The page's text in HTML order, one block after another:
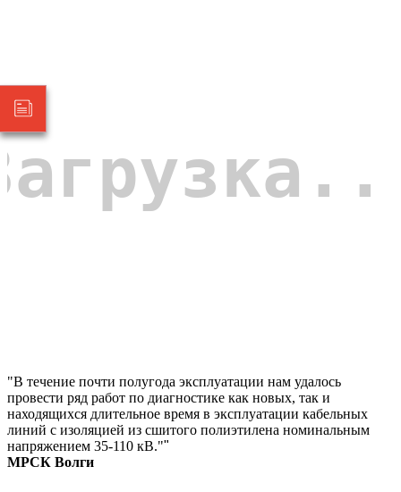
"В течение почти полугода эксплуатации нам удалось
провести ряд работ по диагностике как новых, так и
находящихся длительное время в эксплуатации кабельных
линий с изоляцией из сшитого полиэтилена номинальным
напряжением 35-110 кВ.""
МРСК Волги